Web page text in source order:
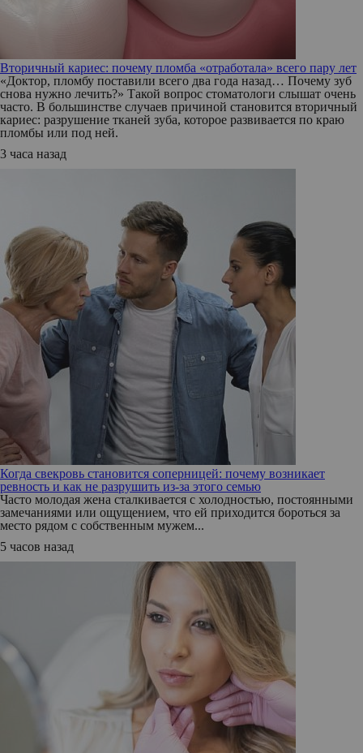
Вторичный кариес: почему пломба «отработала» всего пару лет
«Доктор, пломбу поставили всего два года назад… Почему зуб
снова нужно лечить?» Такой вопрос стоматологи слышат очень
часто. В большинстве случаев причиной становится вторичный
кариес: разрушение тканей зуба, которое развивается по краю
пломбы или под ней.
3 часа назад
Когда свекровь становится соперницей: почему возникает
ревность и как не разрушить из-за этого семью
Часто молодая жена сталкивается с холодностью, постоянными
замечаниями или ощущением, что ей приходится бороться за
место рядом с собственным мужем...
5 часов назад